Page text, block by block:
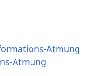
Atmung
Atmung